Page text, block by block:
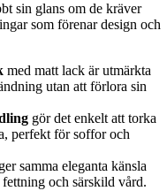
sin glans om de kräver
som förenar design och
med matt lack är utmärkta
utan att förlora sin
gör det enkelt att torka
perfekt för soffor och
samma eleganta känsla
och särskild vård.